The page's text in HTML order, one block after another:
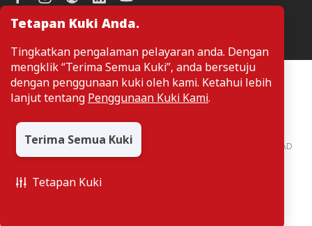
Tetapan Kuki Anda.
Tingkatkan pengalaman pelayaran anda. Dengan
mengklik “Terima Semua Kuki”, anda bersetuju
dengan penggunaan kuki oleh kami. Ketahui lebih
lanjut tentang Penggunaan Kuki Kami.
Terima Semua Kuki
Tetapan Kuki
CIMB Bank (SG)
CIMB Bank (KH)
CIMB Thai
CIMB Bank (PH)
Pelanggan tidak perlu memberikan butiran peribadi ketika melayari
atau mengakses maklumat berkaitan produk dan perkhidmatan di
laman web. Butiran perbadi hanya diperlukan sekiranya pelanggan
produk atau perkhidmatan.
CIMB Bank: All rights reserved. Copyright © 2026 CIMB BANK BERHAD
197201001799 (13491-P)